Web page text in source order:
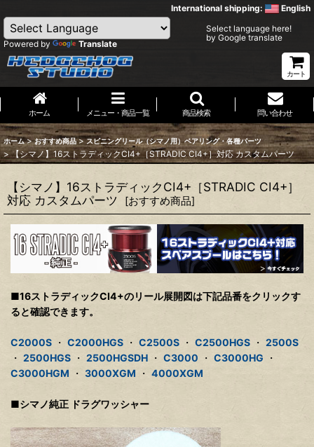
International shipping: English
Powered by Translate
Select language here!
by Google translate
カート
ホーム メニュー・商品一覧 商品検索 問い合わせ
ホーム > おすすめ商品 > スピニングリール（シマノ用）ベアリング・各種パーツ
> 【シマノ】16ストラディックCI4+［STRADIC CI4+］対応 カスタムパーツ
【シマノ】16ストラディックCI4+［STRADIC CI4+］
対応 カスタムパーツ
[おすすめ商品]
■16ストラディックCI4+のリール展開図は下記品番をクリックす
ると確認できます。
C2000S ・ C2000HGS ・ C2500S ・ C2500HGS ・ 2500S
・ 2500HGS ・ 2500HGSDH ・ C3000 ・ C3000HG ・
C3000HGM ・ 3000XGM ・ 4000XGM
■シマノ純正 ドラグワッシャー